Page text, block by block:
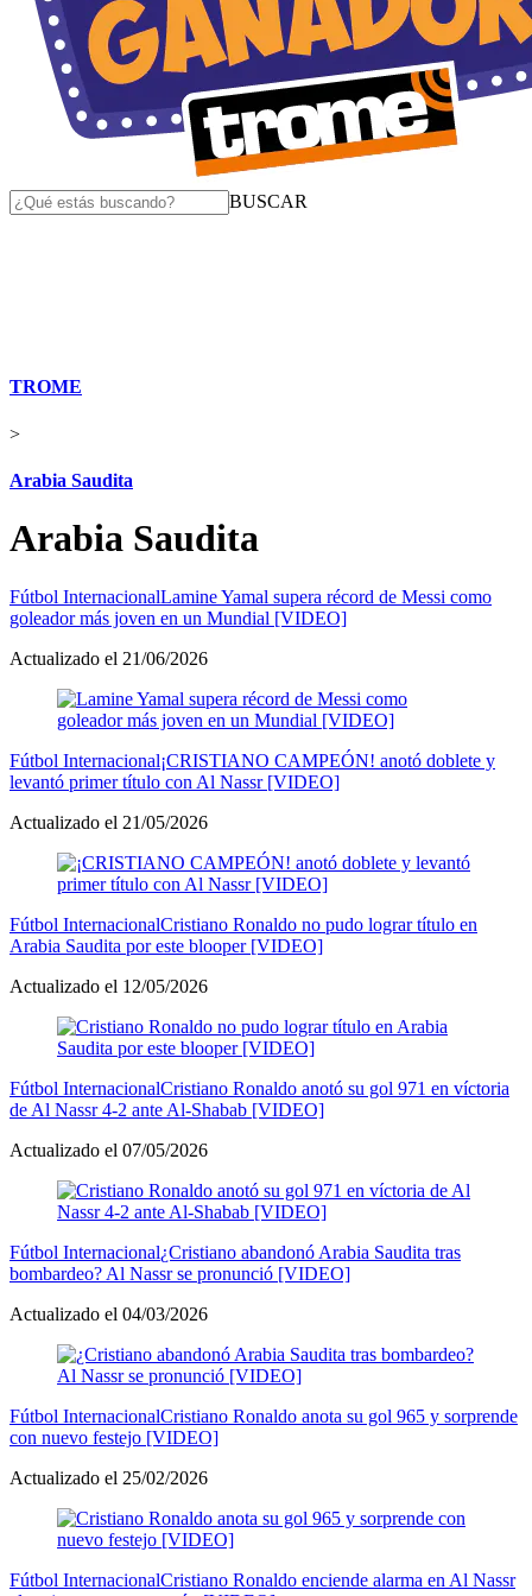
BUSCAR
TROME
>
Arabia Saudita
Arabia Saudita
Fútbol InternacionalLamine Yamal supera récord de Messi como
goleador más joven en un Mundial [VIDEO]
Actualizado el 21/06/2026
Fútbol Internacional¡CRISTIANO CAMPEÓN! anotó doblete y
levantó primer título con Al Nassr [VIDEO]
Actualizado el 21/05/2026
Fútbol InternacionalCristiano Ronaldo no pudo lograr título en
Arabia Saudita por este blooper [VIDEO]
Actualizado el 12/05/2026
Fútbol InternacionalCristiano Ronaldo anotó su gol 971 en víctoria
de Al Nassr 4-2 ante Al-Shabab [VIDEO]
Actualizado el 07/05/2026
Fútbol Internacional¿Cristiano abandonó Arabia Saudita tras
bombardeo? Al Nassr se pronunció [VIDEO]
Actualizado el 04/03/2026
Fútbol InternacionalCristiano Ronaldo anota su gol 965 y sorprende
con nuevo festejo [VIDEO]
Actualizado el 25/02/2026
Fútbol InternacionalCristiano Ronaldo enciende alarma en Al Nassr